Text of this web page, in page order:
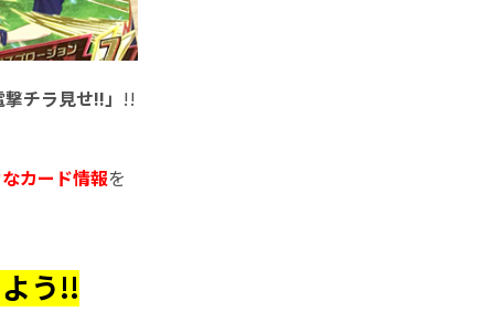
チラ見せ!!」 !!
カード情報を
う!!